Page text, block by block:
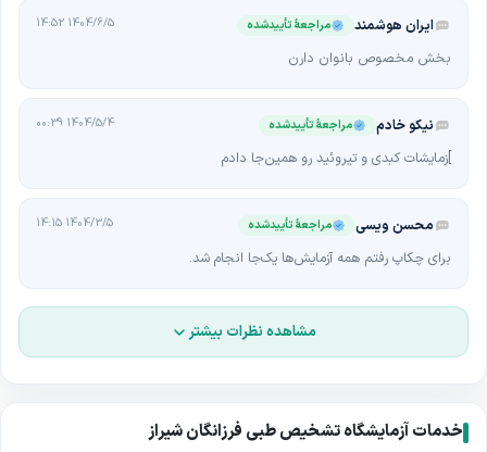
بعد از ظهر
نوبت‌گیری آنلاین آزمایشگاه تشخیص طبی فرزانگان
آنلاین رزرو کنید .
همچنین امکان درخواست نمونه‌گیری در منزل برای رفاه بیشتر شما فراهم است
ساختمان فرزانگان
با بهره‌گیری از کادر متخصص، تجهیزات مدرن و استانداردهای بین‌المللی در
حوزه تشخیص طبی، آزمایشگاه تشخیص طبی فرزانگان انتخابی مطمئن برای
ایران هوشمند مراجعهٔ تأییدشده 1404/6/5 14:52
بخش مخصوص بانوان دارن
نیکو خادم مراجعهٔ تأییدشده 1404/5/4 00:39
]زمایشات کبدی و تیروئید رو همین‌جا دادم
محسن ویسی مراجعهٔ تأییدشده 1404/3/5 14:15
برای چکاپ رفتم همه آزمایش‌ها یک‌جا انجام شد.
مشاهده نظرات بیشتر
خدمات آزمایشگاه تشخیص طبی فرزانگان شیراز